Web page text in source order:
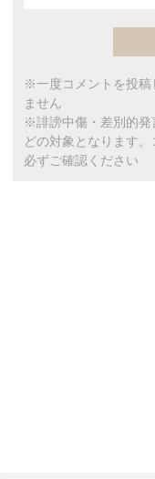
※一度コメントを投稿
ません
※誹謗中傷・差別的発
どの対象となります
必ずご確認ください